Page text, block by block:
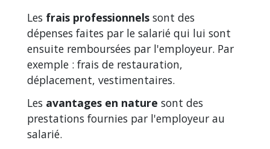
Les frais professionnels sont des
dépenses faites par le salarié qui lui sont
ensuite remboursées par l'employeur. Par
exemple : frais de restauration,
déplacement, vestimentaires.
Les avantages en nature sont des
prestations fournies par l'employeur au
salarié.